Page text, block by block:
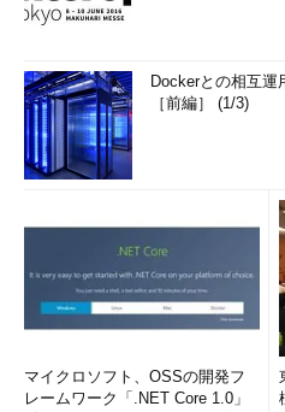
Dockerとの相互運
［前編］ (1/3)
マイクロソフト、OSSの開発フ
レームワーク「.NET Core 1.0」